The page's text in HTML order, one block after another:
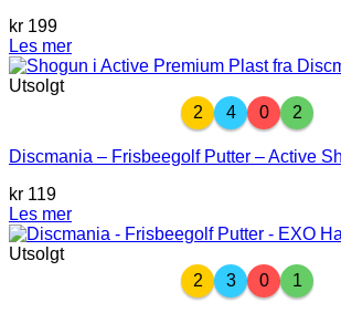
kr 199
Les mer
Utsolgt
2
4 0 2
Discmania – Frisbeegolf Putter – Active
kr 119
Les mer
Utsolgt
2
3 0 1